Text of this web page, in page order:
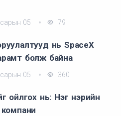
05 79
оруулалтууд нь SpaceX
болж байна
05 360
ойлгох нь: Нэг нэрийн